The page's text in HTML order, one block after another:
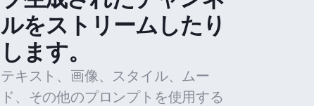
ルをストリームしたり
します。
テキスト、画像、スタイル、ムー
ド、その他のプロンプトを使用する